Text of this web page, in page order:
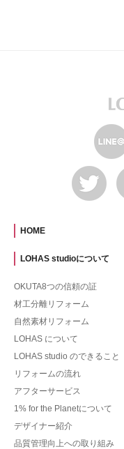
HOME
LOHAS studioについて
OKUTA8つの信頼の証
材工分離リフォーム
自然素材リフォーム
LOHAS について
LOHAS studio のできること
リフォームの流れ
アフターサービス
1% for the Planetについて
デザイナー紹介
品質管理向上への取り組み